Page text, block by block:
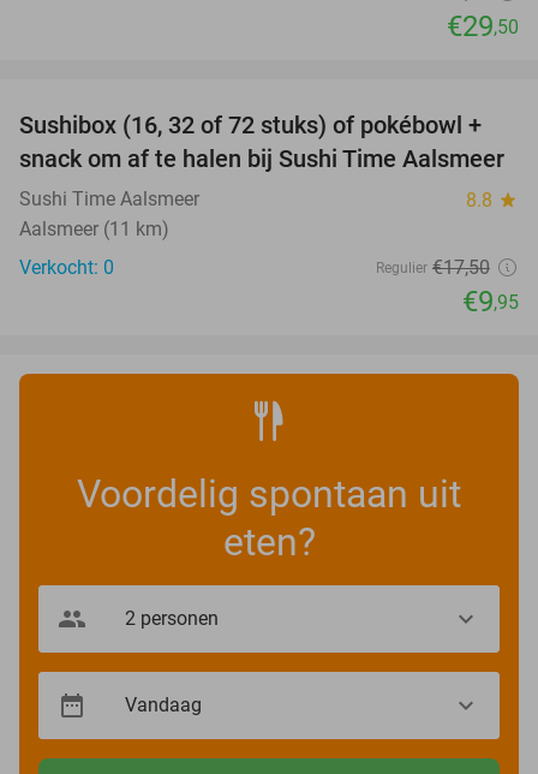
€29,50
43%
TODAY
Sushibox (16, 32 of 72 stuks) of pokébowl +
snack om af te halen bij Sushi Time Aalsmeer
Sushi Time Aalsmeer 8.8 star
Aalsmeer (11 km)
Verkocht: 0
Regulier €17,50
€9,95
Voordelig spontaan uit
eten?